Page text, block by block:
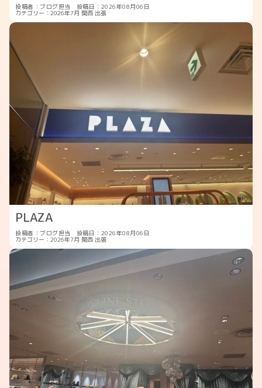
投稿者：ブログ担当 投稿日：2026年08月06日
カテゴリー： 2026年7月 関西 出張
PLAZA
投稿者：ブログ担当 投稿日：2026年08月06日
カテゴリー： 2026年7月 関西 出張